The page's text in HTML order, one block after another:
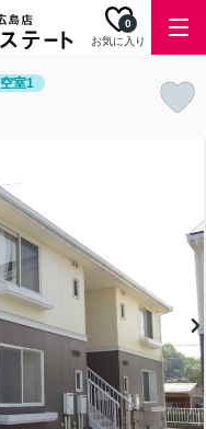
お気に入り
0
空室1